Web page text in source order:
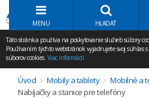
MENU HĽADAŤ
Táto stránka používa na poskytovanie služieb súbory
Používaním týchto webstránok vyjadrujete svoj súhlas
súborov cookies. Viac informácií
Úvod Mobily a tablety
Mobilné a
Nabíjačky a stanice pre telefóny